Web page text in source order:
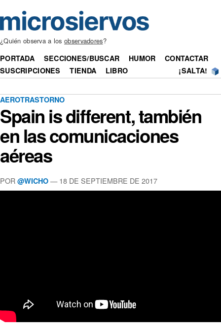
¿Quién observa a losobservadores?
PORTADA SECCIONES/BUSCAR HUMOR
CONTACTAR
SUSCRIPCIONES
TIENDA LIBRO ¡SALTA!
AEROTRASTORNO
Spain is different, también
en las comunicaciones
aéreas
POR @WICHO — 18 DE SEPTIEMBRE DE 2017